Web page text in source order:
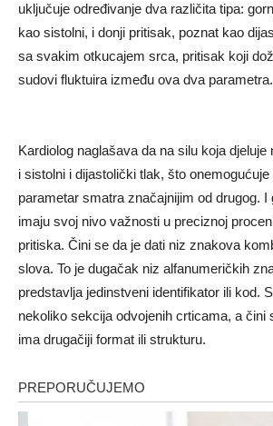
uključuje određivanje dva različita tipa:
kao sistolni, i donji pritisak, poznat kao
sa svakim otkucajem srca, pritisak koji
sudovi fluktuira između ova dva parametra.
Kardiolog naglašava da na silu koja
i sistolni i dijastolički tlak, što onemogućuje
parametar smatra značajnijim od drugog. I
imaju svoj nivo važnosti u preciznoj
pritiska. Čini se da je dati niz znakova
slova. To je dugačak niz alfanumeričkih
predstavlja jedinstveni identifikator ili kod.
nekoliko sekcija odvojenih crticama, a čini
ima drugačiji format ili strukturu.